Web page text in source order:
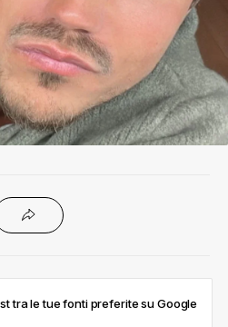
tra le tue fonti preferite su Google